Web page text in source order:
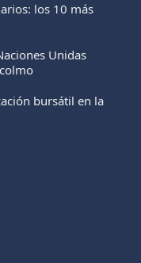
los 10 más
Unidas
bursátil en la